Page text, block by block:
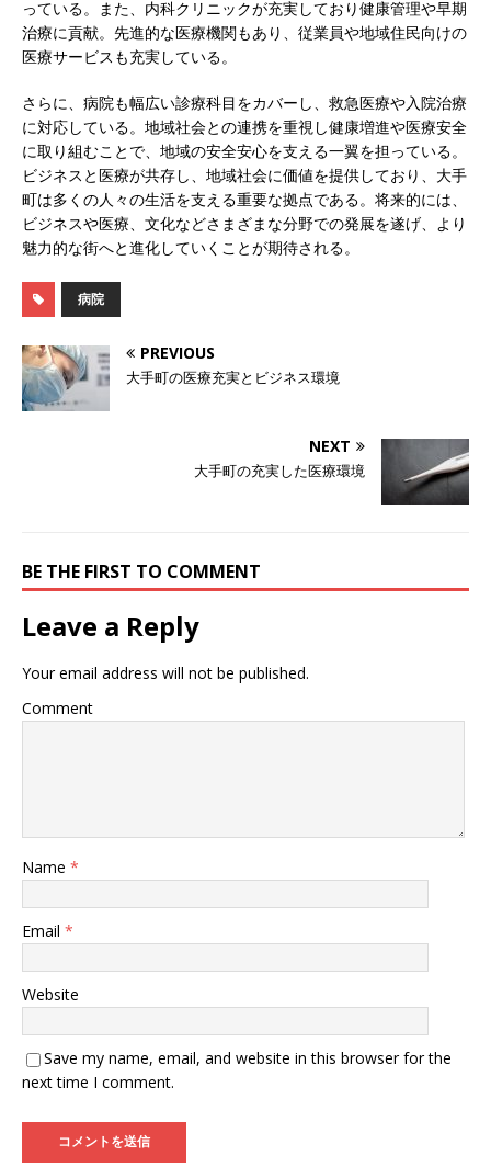
っている。また、内科クリニックが充実しており健康管理や早期
治療に貢献。先進的な医療機関もあり、従業員や地域住民向けの
医療サービスも充実している。
さらに、病院も幅広い診療科目をカバーし、救急医療や入院治療
に対応している。地域社会との連携を重視し健康増進や医療安全
に取り組むことで、地域の安全安心を支える一翼を担っている。
ビジネスと医療が共存し、地域社会に価値を提供しており、大手
町は多くの人々の生活を支える重要な拠点である。将来的には、
ビジネスや医療、文化などさまざまな分野での発展を遂げ、より
魅力的な街へと進化していくことが期待される。
病院
PREVIOUS
大手町の医療充実とビジネス環境
NEXT
大手町の充実した医療環境
BE THE FIRST TO COMMENT
Leave a Reply
Your email address will not be published.
Comment
Name *
Email *
Website
Save my name, email, and website in this browser for the
next time I comment.